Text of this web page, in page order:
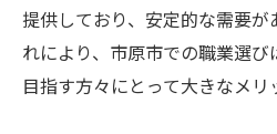
安定した職業に必要
職場見学で見るべき
地元企業の評判をチ
提供しており、安定的な需要が
れにより、市原市での職業選
目指す方々にとって大きなメリ